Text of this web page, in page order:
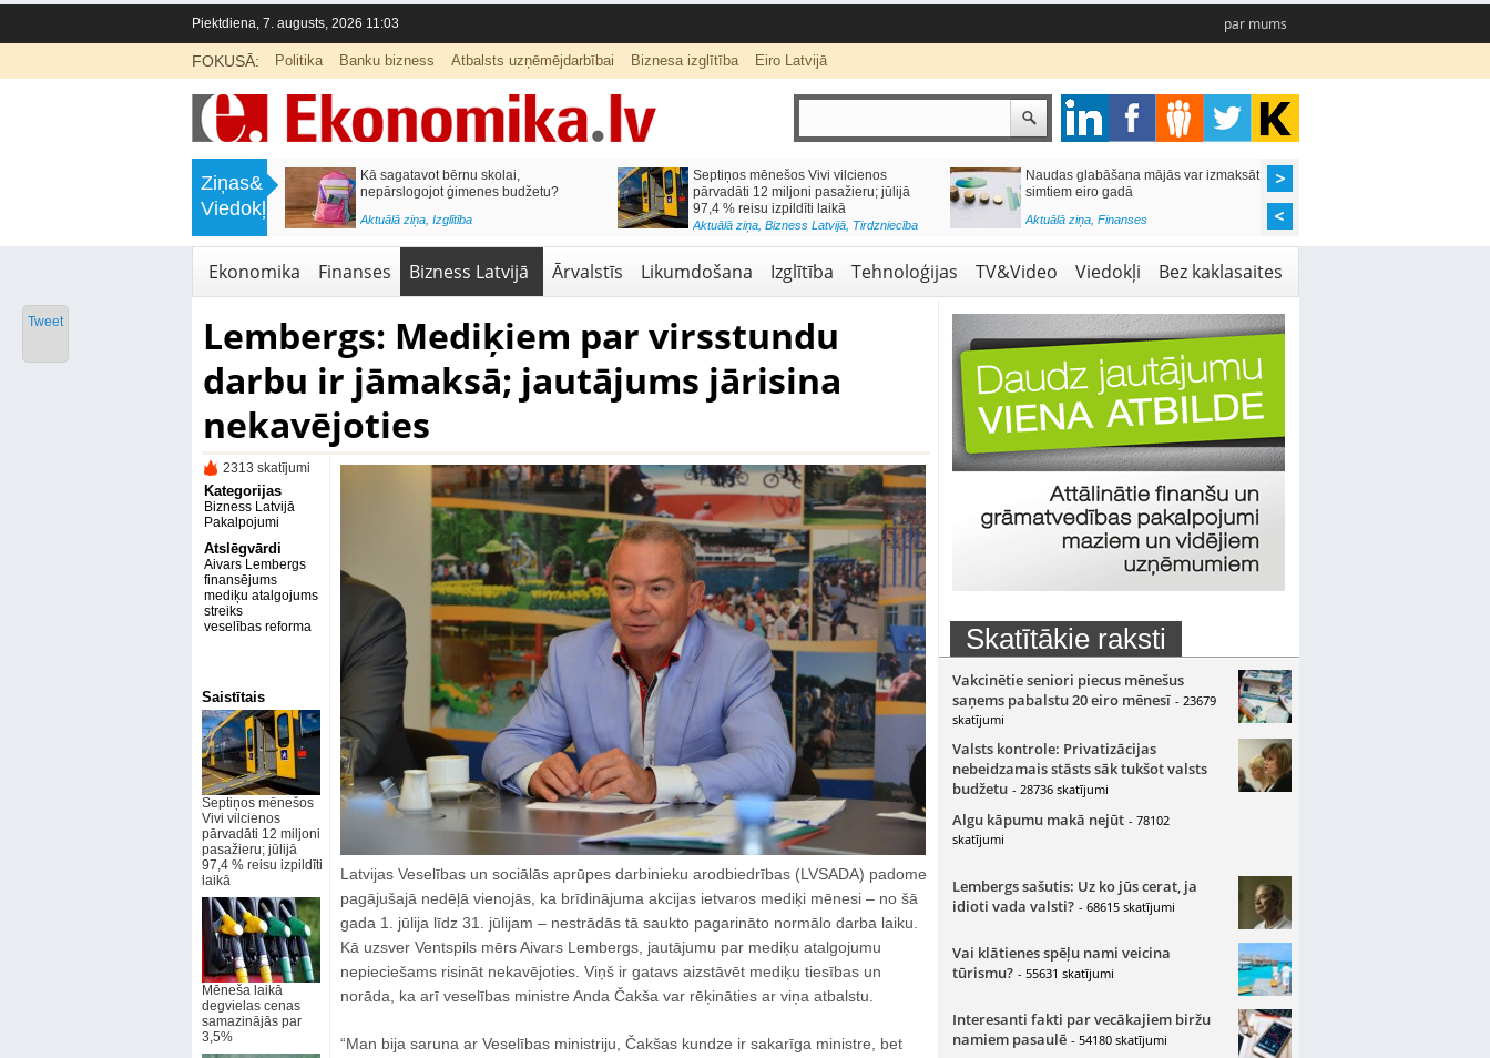
Piektdiena, 7. augusts, 2026 11:03 par mums
FOKUSĀ: Politika Banku bizness Atbalsts uzņēmējdarbībai Biznesa izglītība Eiro Latvijā
Ziņas&
Viedokļi
Labklājības ministrija rosina reformēt
un būtiski uzlabot vecāku pabalstu
Kā sagatavot bērnu skolai,
nepārslogojot ģimenes budžetu?
Aktuālā ziņa, Izglītība
Septiņos mēnešos Vivi vilcienos
pārvadāti 12 miljoni pasažieru; jūlijā
97,4 % reisu izpildīti laikā
Aktuālā ziņa, Bizness Latvijā, Tirdzniecība
Naudas glabāšana mājās var izmaksāt
simtiem eiro gadā
Aktuālā ziņa, Finanses
Ekonomika Finanses Bizness Latvijā Ārvalstīs Likumdošana Izglītība Tehnoloģijas TV&Video Viedokļi Bez kaklasaites
Lembergs: Mediķiem par virsstundu
darbu ir jāmaksā; jautājums jārisina
nekavējoties
2313 skatījumi
Kategorijas
Bizness Latvijā
Pakalpojumi
Atslēgvārdi
Aivars Lembergs
finansējums
mediķu atalgojums
streiks
veselības reforma
Saistītais
Septiņos mēnešos
Vivi vilcienos
pārvadāti 12 miljoni
pasažieru; jūlijā
97,4 % reisu izpildīti
laikā
Mēneša laikā
degvielas cenas
samazinājās par
3,5%
Latvijas Veselības un sociālās aprūpes darbinieku arodbiedrības (LVSADA) padome
pagājušajā nedēļā vienojās, ka brīdinājuma akcijas ietvaros mediķi mēnesi – no šā
gada 1. jūlija līdz 31. jūlijam – nestrādās tā saukto pagarināto normālo darba laiku.
Kā uzsver Ventspils mērs Aivars Lembergs, jautājumu par mediķu atalgojumu
nepieciešams risināt nekavējoties. Viņš ir gatavs aizstāvēt mediķu tiesības un
norāda, ka arī veselības ministre Anda Čakša var rēķināties ar viņa atbalstu.
“Man bija saruna ar Veselības ministriju, Čakšas kundze ir sakarīga ministre, bet
Skatītākie raksti
Vakcinētie seniori piecus mēnešus
saņems pabalstu 20 eiro mēnesī - 23679
skatījumi
Valsts kontrole: Privatizācijas
nebeidzamais stāsts sāk tukšot valsts
budžetu - 28736 skatījumi
Algu kāpumu makā nejūt - 78102
skatījumi
Lembergs sašutis: Uz ko jūs cerat, ja
idioti vada valsti? - 68615 skatījumi
Vai klātienes spēļu nami veicina
tūrismu? - 55631 skatījumi
Interesanti fakti par vecākajiem biržu
namiem pasaulē - 54180 skatījumi
Tweet